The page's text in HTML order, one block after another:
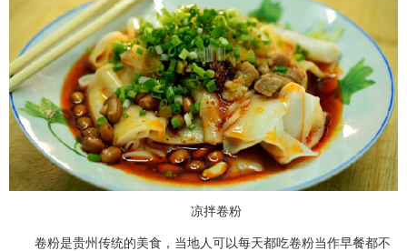
凉拌卷粉
卷粉是贵州传统的美食，当地人可以每天都吃卷粉当作早餐都不